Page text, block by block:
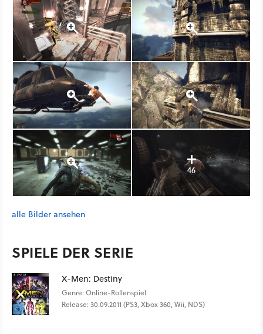
46
alle Bilder ansehen
SPIELE DER SERIE
X-Men: Destiny
Genre: Online-Rollenspiel
Release: 30.09.2011 (PS3, Xbox 360, Wii, NDS)